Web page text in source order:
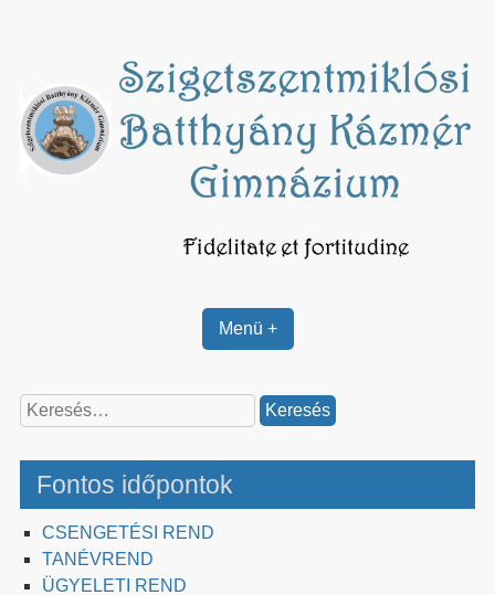
Menü +
Keresés:
Fontos időpontok
CSENGETÉSI REND
TANÉVREND
ÜGYELETI REND